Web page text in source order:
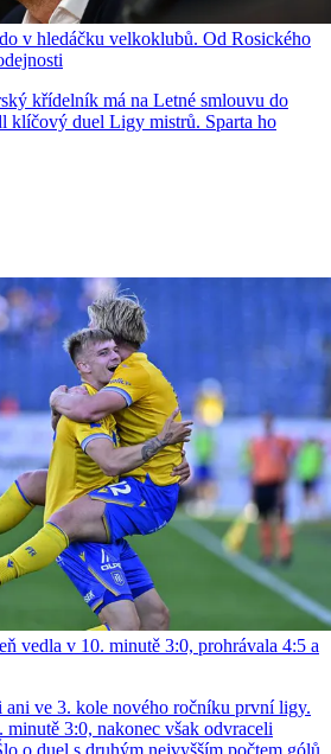
v hledáčku velkoklubů. Od Rosického
křídelník má na Letné smlouvu do
klíčový duel Ligy mistrů. Sparta ho
vedla v 10. minutě 3:0, prohrávala 4:5 a
ani ve 3. kole nového ročníku první ligy.
3:0, nakonec však odvraceli